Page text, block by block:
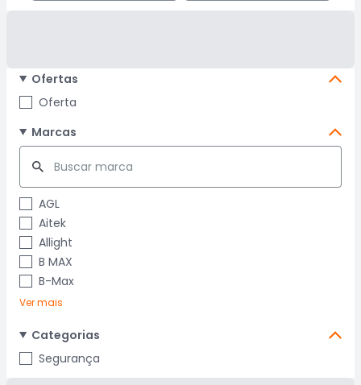
Ofertas
Oferta
Marcas
AGL
Aitek
Allight
B MAX
B-Max
Ver mais
Categorias
Segurança